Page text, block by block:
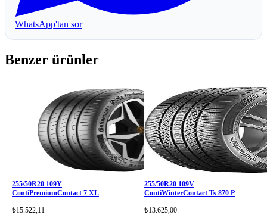
WhatsApp'tan sor
Benzer ürünler
255/50R20 109Y
ContiPremiumContact 7 XL
₺15.522,11
255/50R20 109V
ContiWinterContact Ts 870 P
₺13.625,00